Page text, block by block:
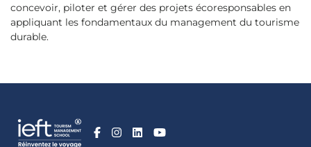
concevoir, piloter et gérer des projets écoresponsables en
appliquant les fondamentaux du management du tourisme
durable.